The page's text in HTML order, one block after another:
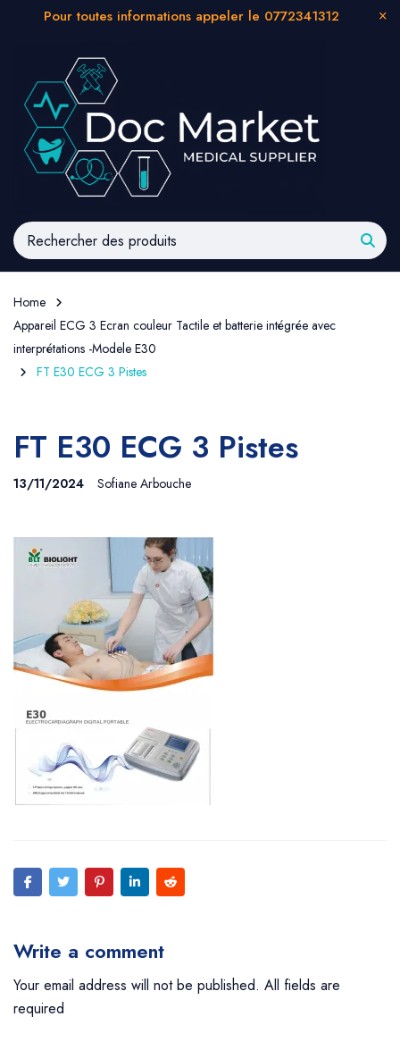
Pour toutes informations appeler le 0772341312
Home
Appareil ECG 3 Ecran couleur Tactile et batterie intégrée avec
interprétations -Modele E30
FT E30 ECG 3 Pistes
FT E30 ECG 3 Pistes
13/11/2024 Sofiane Arbouche
Write a comment
Your email address will not be published. All fields are
required